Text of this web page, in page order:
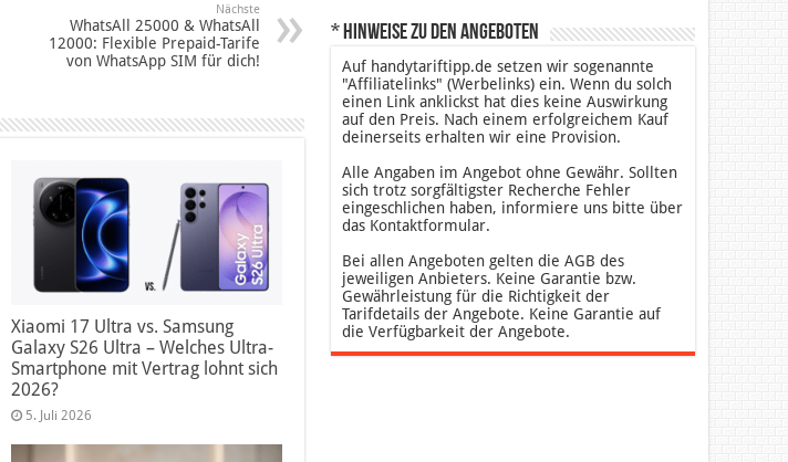
Nächste
WhatsAll 25000 & WhatsAll
12000: Flexible Prepaid-Tarife
von WhatsApp SIM für dich!
Xiaomi 17 Ultra vs. Samsung
Galaxy S26 Ultra – Welches Ultra-
Smartphone mit Vertrag lohnt sich
2026?
5. Juli 2026
* Hinweise zu den Angeboten
Auf handytariftipp.de setzen wir sogenannte
"Affiliatelinks" (Werbelinks) ein. Wenn du solch
einen Link anklickst hat dies keine Auswirkung
auf den Preis. Nach einem erfolgreichem Kauf
deinerseits erhalten wir eine Provision.
Alle Angaben im Angebot ohne Gewähr. Sollten
sich trotz sorgfältigster Recherche Fehler
eingeschlichen haben, informiere uns bitte über
das Kontaktformular.
Bei allen Angeboten gelten die AGB des
jeweiligen Anbieters. Keine Garantie bzw.
Gewährleistung für die Richtigkeit der
Tarifdetails der Angebote. Keine Garantie auf
die Verfügbarkeit der Angebote.